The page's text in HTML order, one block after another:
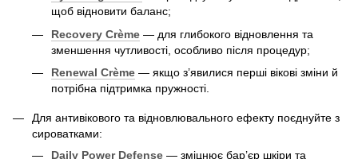
щоб відновити баланс;
Recovery Crème — для глибокого відновлення та
зменшення чутливості, особливо після процедур;
Renewal Crème — якщо з’явилися перші вікові зміни й
потрібна підтримка пружності.
Для антивікового та відновлювального ефекту поєднуйте з
сироватками:
Daily Power Defense — зміцнює бар’єр шкіри та